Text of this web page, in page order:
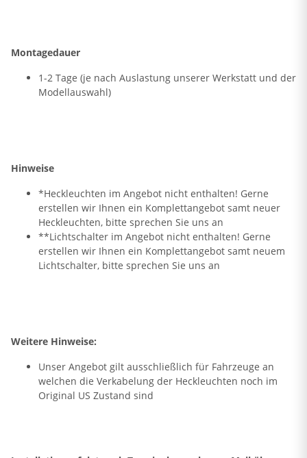
Montagedauer
1-2 Tage (je nach Auslastung unserer Werkstatt und der
Modellauswahl)
Hinweise
*Heckleuchten im Angebot nicht enthalten! Gerne
erstellen wir Ihnen ein Komplettangebot samt neuer
Heckleuchten, bitte sprechen Sie uns an
**Lichtschalter im Angebot nicht enthalten! Gerne
erstellen wir Ihnen ein Komplettangebot samt neuem
Lichtschalter, bitte sprechen Sie uns an
Weitere Hinweise:
Unser Angebot gilt ausschließlich für Fahrzeuge an
welchen die Verkabelung der Heckleuchten noch im
Original US Zustand sind